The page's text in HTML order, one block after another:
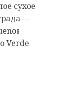
сухое
—
Verde